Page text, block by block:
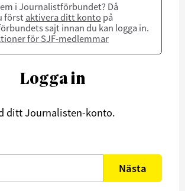
i Journalistförbundet? Då
först aktivera ditt konto på
sajt innan du kan logga in.
för SJF-medlemmar
Logga in
ditt Journalisten-konto.
Nästa